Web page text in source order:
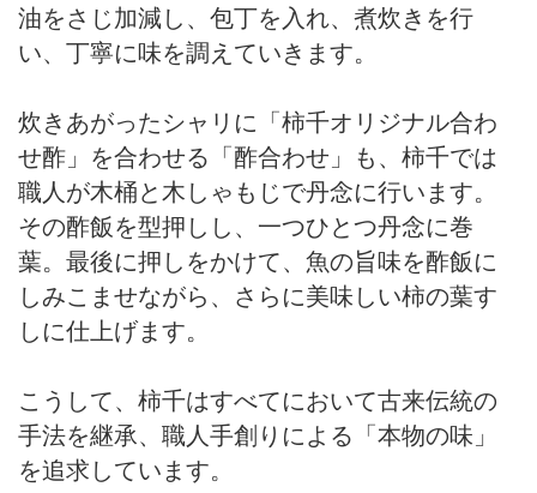
油をさじ加減し、包丁を入れ、煮炊きを行
い、丁寧に味を調えていきます。
炊きあがったシャリに「柿千オリジナル合わ
せ酢」を合わせる「酢合わせ」も、柿千では
職人が木桶と木しゃもじで丹念に行います。
その酢飯を型押しし、一つひとつ丹念に巻
葉。最後に押しをかけて、魚の旨味を酢飯に
しみこませながら、さらに美味しい柿の葉す
しに仕上げます。
こうして、柿千はすべてにおいて古来伝統の
手法を継承、職人手創りによる「本物の味」
を追求しています。